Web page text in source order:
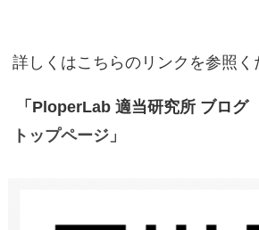
詳しくはこちらのリンクを参照く
「PloperLab 適当研究所 ブログ
トップページ」